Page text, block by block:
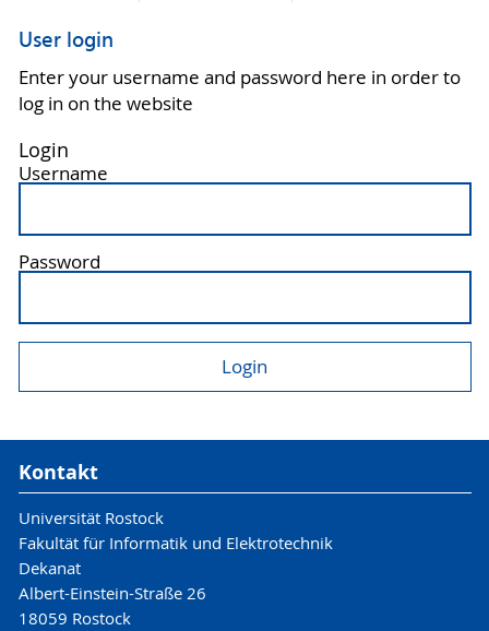
User login
Enter your username and password here in order to
log in on the website
Login
Username
Password
Kontakt
Universität Rostock
Fakultät für Informatik und Elektrotechnik
Dekanat
Albert-Einstein-Straße 26
18059 Rostock